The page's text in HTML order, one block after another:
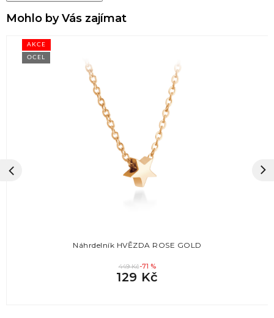
Mohlo by Vás zajímat
AKCE
OCEL
Náhrdelník HVĚZDA ROSE GOLD
449 Kč-71 %
129 Kč